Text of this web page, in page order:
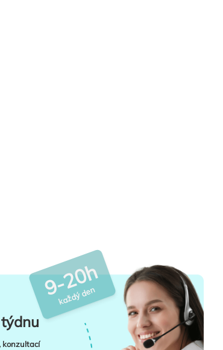
konzultací
9-20h
každý den